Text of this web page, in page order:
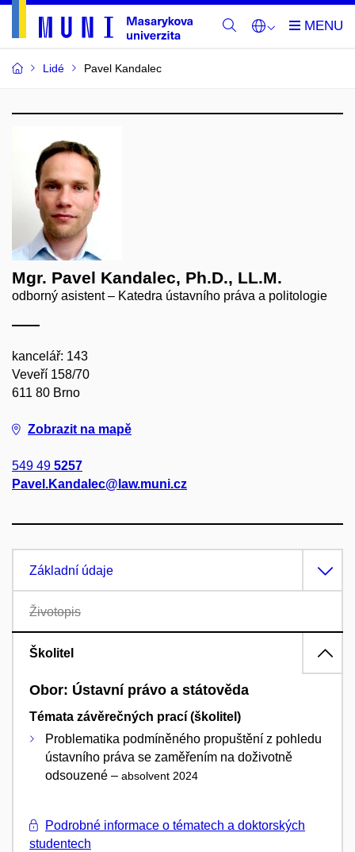
Lidé Pavel Kandalec
Mgr. Pavel Kandalec, Ph.D., LL.M.
odborný asistent – Katedra ústavního práva a politologie
kancelář: 143
Veveří 158/70
611 80 Brno
Zobrazit na mapě
549 49 5257
Pavel.Kandalec@law.muni.cz
Základní údaje
Životopis
Školitel
Obor: Ústavní právo a státověda
Témata závěrečných prací (školitel)
Problematika podmíněného propuštění z pohledu
ústavního práva se zaměřením na doživotně
odsouzené – absolvent 2024
Podrobné informace o tématech a doktorských
studentech